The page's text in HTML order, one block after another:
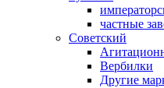
частные
Советский
Вербилки
Другие